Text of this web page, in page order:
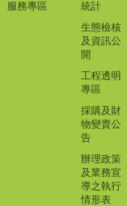
服務專區
統計
生態檢核
及資訊公
開
工程透明
專區
採購及財
物變賣公
告
辦理政策
及業務宣
導之執行
情形表